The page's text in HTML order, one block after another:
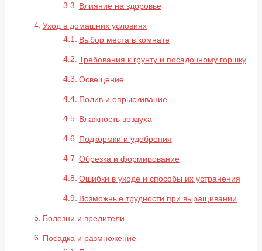
Влияние на здоровье
Уход в домашних условиях
Выбор места в комнате
Требования к грунту и посадочному горшку
Освещение
Полив и опрыскивание
Влажность воздуха
Подкормки и удобрения
Обрезка и формирование
Ошибки в уходе и способы их устранения
Возможные трудности при выращивании
Болезни и вредители
Посадка и размножение